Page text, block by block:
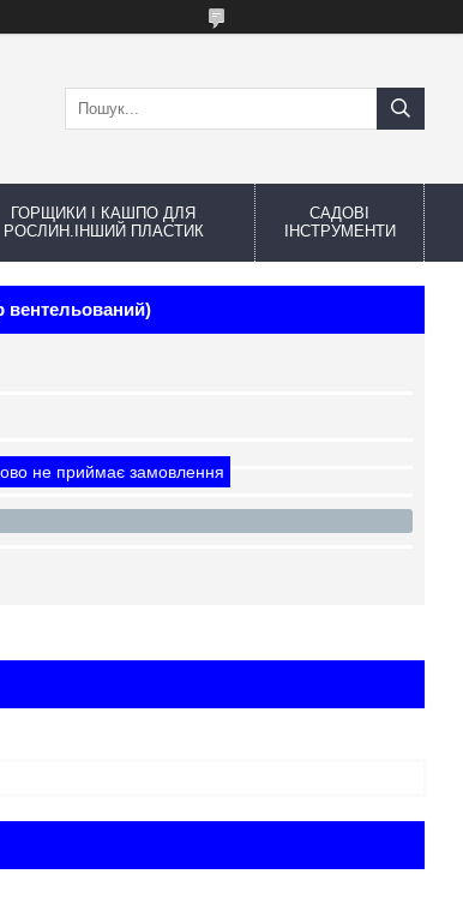
ГОРЩИКИ І КАШПО ДЛЯ
РОСЛИН.ІНШИЙ ПЛАСТИК
САДОВІ
ІНСТРУМЕНТИ
вентельований)
не приймає замовлення